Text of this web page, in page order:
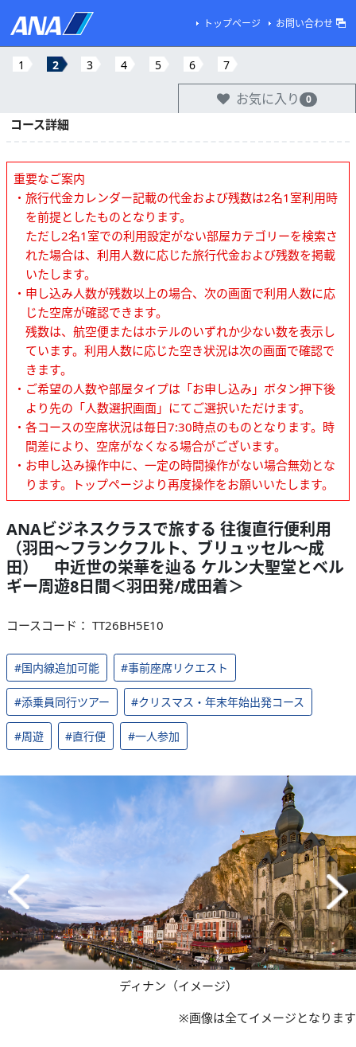
トップページ お問い合わせ
1 2 3 4 5 6 7
お気に入り 0
コース詳細
重要なご案内
・旅行代金カレンダー記載の代金および残数は2名1室利用時
を前提としたものとなります。
ただし2名1室での利用設定がない部屋カテゴリーを検索さ
れた場合は、利用人数に応じた旅行代金および残数を掲載
いたします。
・申し込み人数が残数以上の場合、次の画面で利用人数に応
じた空席が確認できます。
残数は、航空便またはホテルのいずれか少ない数を表示し
ています。利用人数に応じた空き状況は次の画面で確認で
きます。
・ご希望の人数や部屋タイプは「お申し込み」ボタン押下後
より先の「人数選択画面」にてご選択いただけます。
・各コースの空席状況は毎日7:30時点のものとなります。時
間差により、空席がなくなる場合がございます。
・お申し込み操作中に、一定の時間操作がない場合無効とな
ります。トップページより再度操作をお願いいたします。
ANAビジネスクラスで旅する 往復直行便利用
（羽田～フランクフルト、ブリュッセル～成
田） 中近世の栄華を辿る ケルン大聖堂とベル
ギー周遊8日間＜羽田発/成田着＞
コースコード： TT26BH5E10
#国内線追加可能 #事前座席リクエスト
#添乗員同行ツアー #クリスマス・年末年始出発コース
#周遊 #直行便 #一人参加
ディナン（イメージ）
※画像は全てイメージとなります